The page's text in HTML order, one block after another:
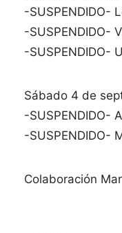
-SUSPENDIDO-
-SUSPENDIDO-
-SUSPENDIDO-
Sábado 4 de
-SUSPENDIDO-
-SUSPENDIDO-
Colaboración